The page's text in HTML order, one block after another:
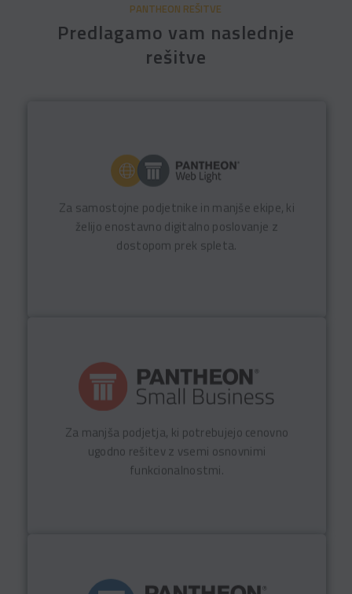
PANTHEON REŠITVE
Predlagamo vam naslednje
rešitve
Za samostojne podjetnike in manjše ekipe, ki
želijo enostavno digitalno poslovanje z
dostopom prek spleta.
PANTHEON Web Light omogoča pregledno
vodenje osnovnih poslovnih procesov, delo od
zahtevne uvedbe.
Več o PANTHEON Web Light
Za manjša podjetja, ki potrebujejo cenovno
ugodno rešitev z vsemi osnovnimi
funkcionalnostmi.
PANTHEON Small Business omogoča
zanesljivo podporo ključnim procesom ter
večji nadzor nad poslovanjem brez
kompleksnih nastavitev.
Več o PANTHEON Small Business